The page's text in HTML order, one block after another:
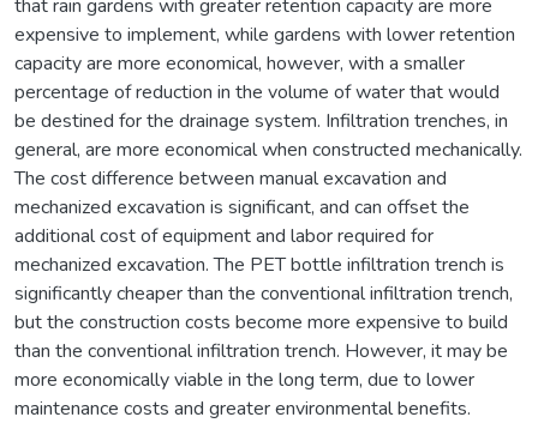
that rain gardens with greater retention capacity are more
expensive to implement, while gardens with lower retention
capacity are more economical, however, with a smaller
percentage of reduction in the volume of water that would
be destined for the drainage system. Infiltration trenches, in
general, are more economical when constructed mechanically.
The cost difference between manual excavation and
mechanized excavation is significant, and can offset the
additional cost of equipment and labor required for
mechanized excavation. The PET bottle infiltration trench is
significantly cheaper than the conventional infiltration trench,
but the construction costs become more expensive to build
than the conventional infiltration trench. However, it may be
more economically viable in the long term, due to lower
maintenance costs and greater environmental benefits.